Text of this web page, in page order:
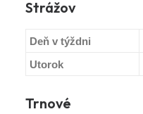
Strážov
Deň v týždni
Utorok
Trnové